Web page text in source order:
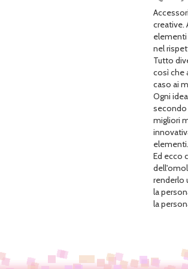
creative.
elementi
nel
Tutto
così che
caso ai
Ogni
secondo
migliori
elementi.
Ed ecco
renderlo
la
la